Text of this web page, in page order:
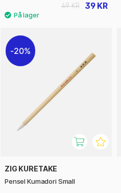
39 KR
49 KR
20%
ZIG KURETAKE
Pensel Kumadori Small